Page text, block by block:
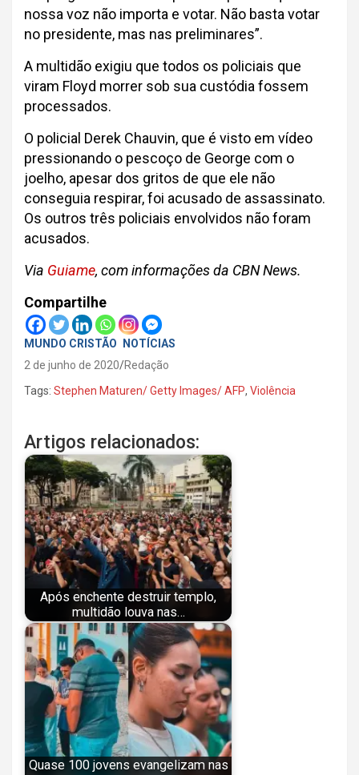
nossa voz não importa e votar. Não basta votar
no presidente, mas nas preliminares”.
A multidão exigiu que todos os policiais que
viram Floyd morrer sob sua custódia fossem
processados.
O policial Derek Chauvin, que é visto em vídeo
pressionando o pescoço de George com o
joelho, apesar dos gritos de que ele não
conseguia respirar, foi acusado de assassinato.
Os outros três policiais envolvidos não foram
acusados.
Via Guiame, com informações da CBN News.
Compartilhe
MUNDO CRISTÃO
NOTÍCIAS
2 de junho de 2020 Redação
Tags: Stephen Maturen/ Getty Images/ AFP, Violência
Artigos relacionados:
Após enchente destruir templo,
multidão louva nas…
Quase 100 jovens evangelizam nas